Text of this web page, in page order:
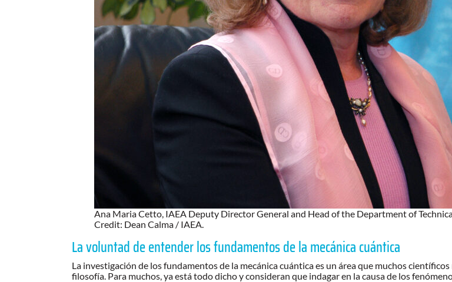
Ana Maria Cetto, IAEA Deputy Director General and Head of the Department of
Credit: Dean Calma / IAEA.
La voluntad de entender los fundamentos de la mecánica cuántica
La investigación de los fundamentos de la mecánica cuántica es un área que muchos
filosofía. Para muchos, ya está todo dicho y consideran que indagar en la causa de los